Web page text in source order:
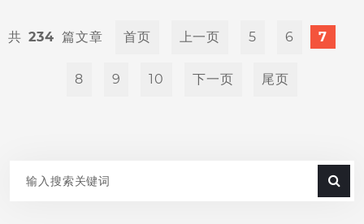
234 首页 上一页 5 6 7
8 9 10 下一页 尾页